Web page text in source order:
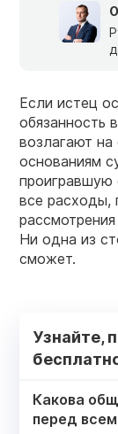
Если истец
обязанность
возлагают
основаниям
проигравшую
все расходы,
Ни одна из
сможет.
Узнайте,
Какова
перед